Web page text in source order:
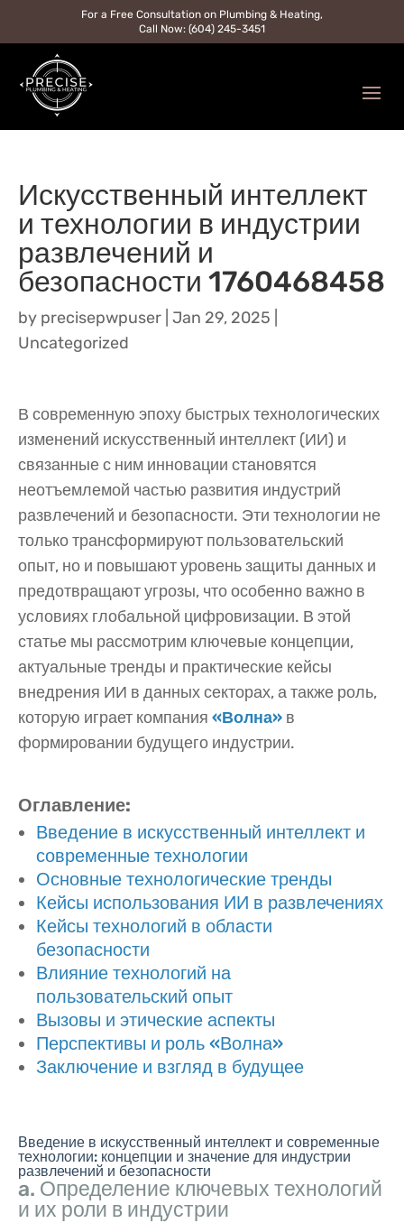
For a Free Consultation on Plumbing & Heating,
Call Now: (604) 245-3451
Искусственный интеллект
и технологии в индустрии
развлечений и
безопасности 1760468458
by precisepwpuser Jan 29, 2025
Uncategorized
В современную эпоху быстрых технологических
изменений искусственный интеллект (ИИ) и
связанные с ним инновации становятся
неотъемлемой частью развития индустрий
развлечений и безопасности. Эти технологии не
только трансформируют пользовательский
опыт, но и повышают уровень защиты данных и
предотвращают угрозы, что особенно важно в
условиях глобальной цифровизации. В этой
статье мы рассмотрим ключевые концепции,
актуальные тренды и практические кейсы
внедрения ИИ в данных секторах, а также роль,
которую играет компания «Волна» в
формировании будущего индустрии.
Оглавление:
Введение в искусственный интеллект и
современные технологии
Основные технологические тренды
Кейсы использования ИИ в развлечениях
Кейсы технологий в области
безопасности
Влияние технологий на
пользовательский опыт
Вызовы и этические аспекты
Перспективы и роль «Волна»
Заключение и взгляд в будущее
Введение в искусственный интеллект и современные
технологии: концепции и значение для индустрии
развлечений и безопасности
a. Определение ключевых технологий
и их роли в индустрии